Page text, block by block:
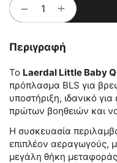
+
−
Περιγραφή
Το Laerdal Little Baby
πρόπλασμα BLS για
υποστήριξη, ιδανικό
πρώτων βοηθειών και
Η συσκευασία
επιπλέον αεραγωγούς,
μεγάλη θήκη